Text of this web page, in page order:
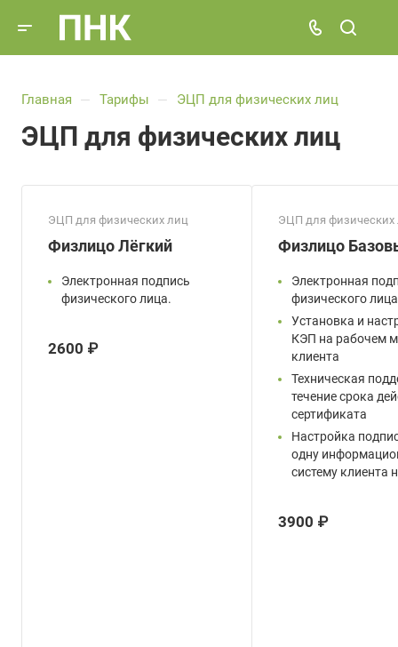
Главная — Тарифы — ЭЦП для физических лиц
ЭЦП для физических лиц
ЭЦП для физических лиц
Физлицо Лёгкий
Электронная подпись
физического лица.
2600 ₽
ЭЦП для физических
Физлицо
Электронная
физического лица
Установка и
КЭП на рабочем
клиента
Техническая
течение срока
сертификата
Настройка
одну
систему клиента
3900 ₽